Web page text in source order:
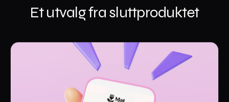
Et utvalg fra sluttproduktet